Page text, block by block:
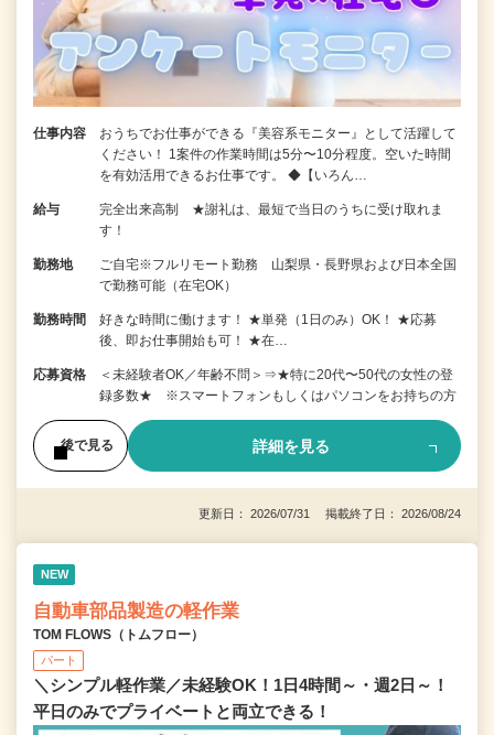
仕事内容
おうちでお仕事ができる『美容系モニター』として活躍して
ください！ 1案件の作業時間は5分〜10分程度。空いた時間
を有効活用できるお仕事です。 ◆【いろん…
給与
完全出来高制 ★謝礼は、最短で当日のうちに受け取れま
す！
勤務地
ご自宅※フルリモート勤務 山梨県・長野県および日本全国
で勤務可能（在宅OK）
勤務時間
好きな時間に働けます！ ★単発（1日のみ）OK！ ★応募
後、即お仕事開始も可！ ★在…
応募資格
＜未経験者OK／年齢不問＞⇒★特に20代〜50代の女性の登
録多数★ ※スマートフォンもしくはパソコンをお持ちの方
後で見る 詳細を見る
更新日： 2026/07/31 掲載終了日： 2026/08/24
NEW
自動車部品製造の軽作業
TOM FLOWS（トムフロー）
パート
＼シンプル軽作業／未経験OK！1日4時間～・週2日～！
平日のみでプライベートと両立できる！